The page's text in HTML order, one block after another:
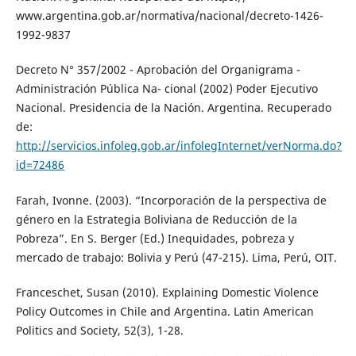
www.argentina.gob.ar/normativa/nacional/decreto-1426-
1992-9837
Decreto N° 357/2002 - Aprobación del Organigrama -
Administración Pública Na- cional (2002) Poder Ejecutivo
Nacional. Presidencia de la Nación. Argentina. Recuperado
de:
http://servicios.infoleg.gob.ar/infolegInternet/verNorma.do?
id=72486
Farah, Ivonne. (2003). “Incorporación de la perspectiva de
género en la Estrategia Boliviana de Reducción de la
Pobreza”. En S. Berger (Ed.) Inequidades, pobreza y
mercado de trabajo: Bolivia y Perú (47-215). Lima, Perú, OIT.
Franceschet, Susan (2010). Explaining Domestic Violence
Policy Outcomes in Chile and Argentina. Latin American
Politics and Society, 52(3), 1-28.